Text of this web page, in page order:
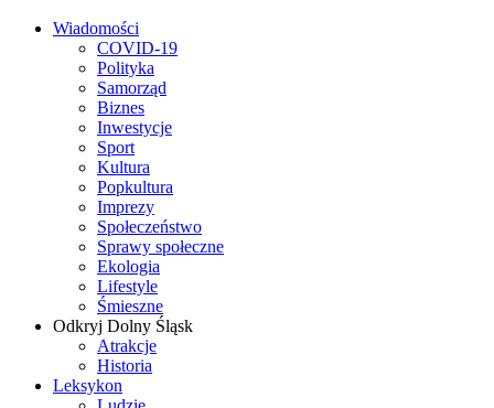
Wiadomości
COVID-19
Polityka
Samorząd
Biznes
Inwestycje
Sport
Kultura
Popkultura
Imprezy
Społeczeństwo
Sprawy społeczne
Ekologia
Lifestyle
Śmieszne
Odkryj Dolny Śląsk
Atrakcje
Historia
Leksykon